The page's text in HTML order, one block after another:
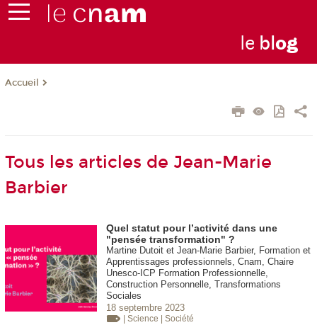
le blog
Accueil
Tous les articles de Jean-Marie
Barbier
Quel statut pour l’activité dans une
"pensée transformation" ?
Martine Dutoit et Jean-Marie Barbier, Formation et
Apprentissages professionnels, Cnam, Chaire
Unesco-ICP Formation Professionnelle,
Construction Personnelle, Transformations
Sociales
18 septembre 2023
| Science | Société